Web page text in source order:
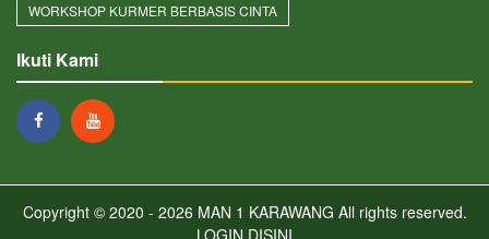
WORKSHOP KURMER BERBASIS CINTA
Ikuti Kami
Copyright © 2020 - 2026 MAN 1 KARAWANG All rights reserved.